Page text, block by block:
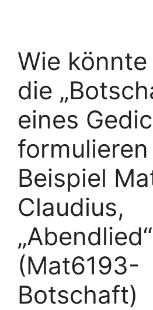
Wie könnte
die
eines
formulieren
Beispiel
Claudius,
„Abendlied“
(Mat6193-
Botschaft)